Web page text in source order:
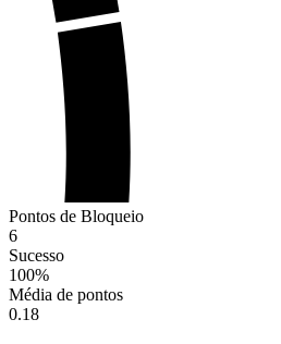
Pontos de Bloqueio
6
Sucesso
100%
Média de pontos
0.18